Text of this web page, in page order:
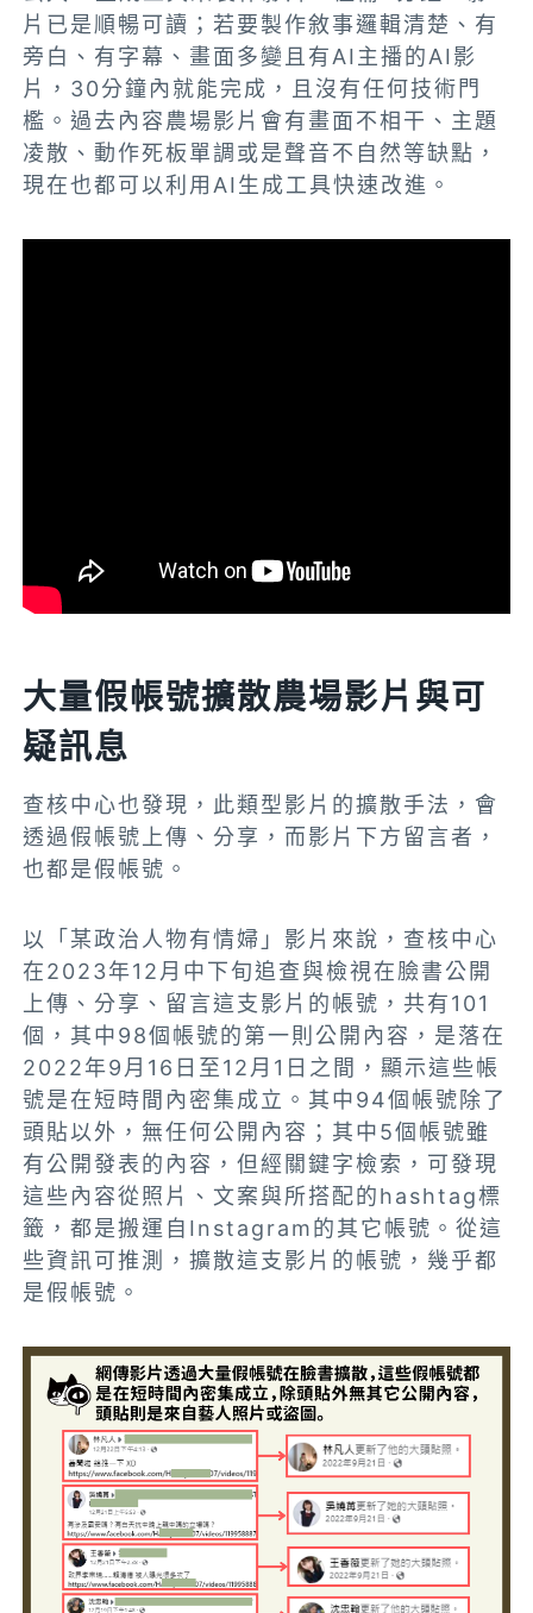
片已是順暢可讀；若要製作敘事邏輯清楚、有
旁白、有字幕、畫面多變且有AI主播的AI影
片，30分鐘內就能完成，且沒有任何技術門
檻。過去內容農場影片會有畫面不相干、主題
凌散、動作死板單調或是聲音不自然等缺點，
現在也都可以利用AI生成工具快速改進。
大量假帳號擴散農場影片與可
疑訊息
查核中心也發現，此類型影片的擴散手法，會
透過假帳號上傳、分享，而影片下方留言者，
也都是假帳號。
以「某政治人物有情婦」影片來說，查核中心
在2023年12月中下旬追查與檢視在臉書公開
上傳、分享、留言這支影片的帳號，共有101
個，其中98個帳號的第一則公開內容，是落在
2022年9月16日至12月1日之間，顯示這些帳
號是在短時間內密集成立。其中94個帳號除了
頭貼以外，無任何公開內容；其中5個帳號雖
有公開發表的內容，但經關鍵字檢索，可發現
這些內容從照片、文案與所搭配的hashtag標
籤，都是搬運自Instagram的其它帳號。從這
些資訊可推測，擴散這支影片的帳號，幾乎都
是假帳號。